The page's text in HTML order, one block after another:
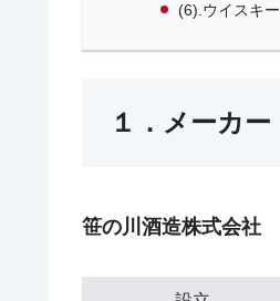
(6).ウイスキ
１．メーカー
笹の川酒造株式会社